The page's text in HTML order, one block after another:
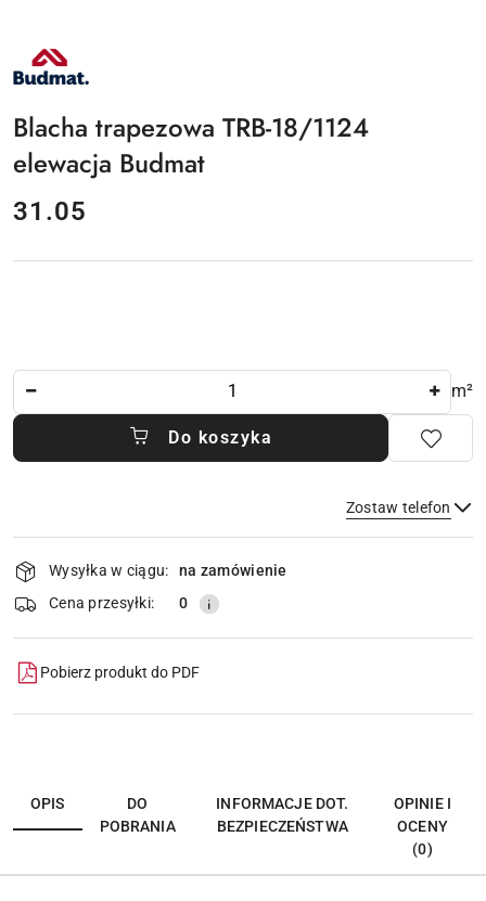
NAZWA
PRODUCENTA:
BUDMAT
Blacha trapezowa TRB-18/1124
elewacja Budmat
cena:
31.05
m²
Do koszyka
Zostaw telefon
Wyślij
Dostępność
i
dostawa
Wysyłka w ciągu:
na zamówienie
Cena przesyłki:
0
Pobierz produkt do PDF
OPIS
DO
POBRANIA
INFORMACJE DOT.
BEZPIECZEŃSTWA
OPINIE I
OCENY
(0)